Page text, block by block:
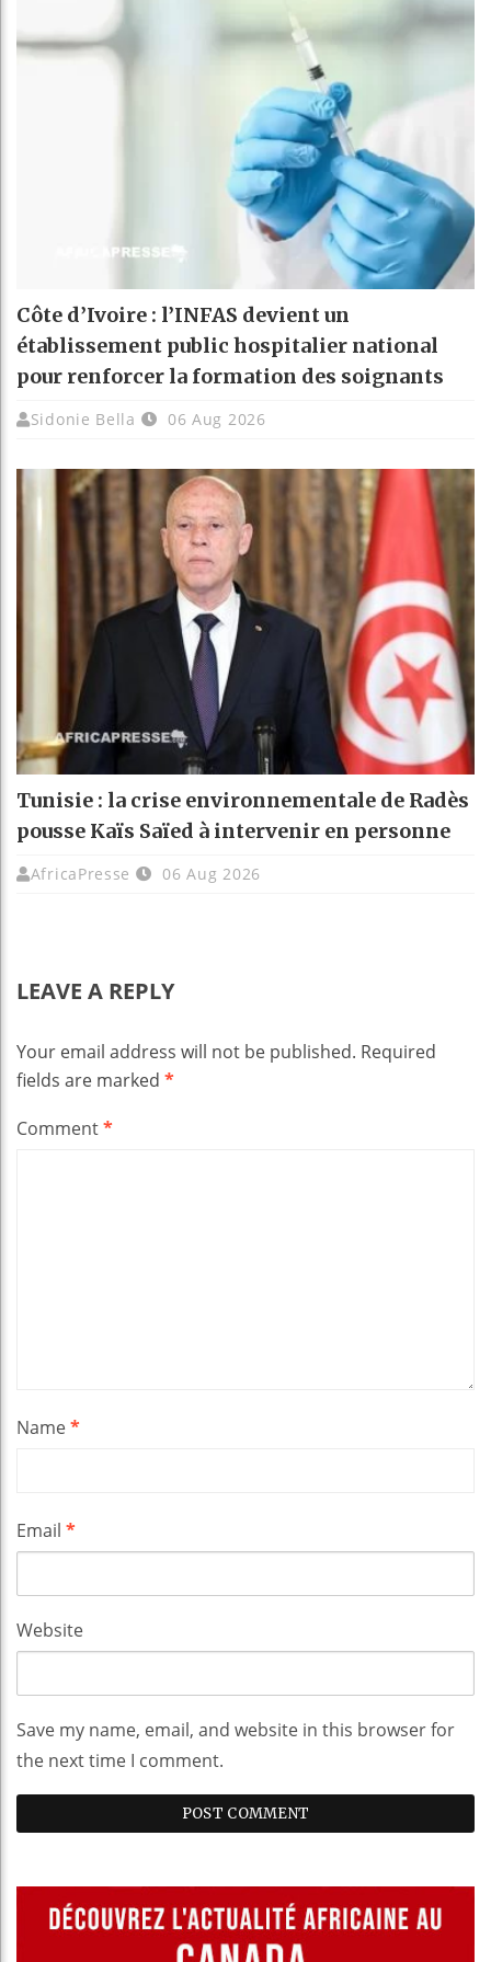
Côte d’Ivoire : l’INFAS devient un
établissement public hospitalier national
pour renforcer la formation des soignants
Sidonie Bella 06 Aug 2026
Tunisie : la crise environnementale de Radès
pousse Kaïs Saïed à intervenir en personne
AfricaPresse 06 Aug 2026
LEAVE A REPLY
Your email address will not be published. Required
fields are marked *
Comment*
Name*
Email *
Website
Save my name, email, and website in this browser for
the next time I comment.